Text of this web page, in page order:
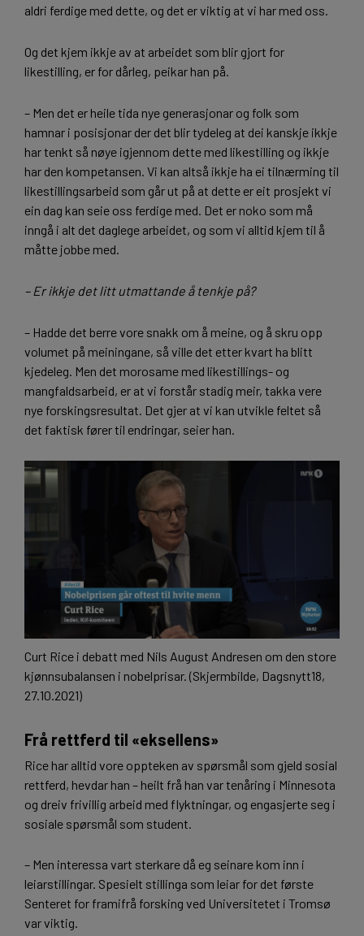
aldri ferdige med dette, og det er viktig at vi har med oss.
Og det kjem ikkje av at arbeidet som blir gjort for
likestilling, er for dårleg, peikar han på.
– Men det er heile tida nye generasjonar og folk som
hamnar i posisjonar der det blir tydeleg at dei kanskje ikkje
har tenkt så nøye igjennom dette med likestilling og ikkje
har den kompetansen. Vi kan altså ikkje ha ei tilnærming til
likestillingsarbeid som går ut på at dette er eit prosjekt vi
ein dag kan seie oss ferdige med. Det er noko som må
inngå i alt det daglege arbeidet, og som vi alltid kjem til å
måtte jobbe med.
–Er ikkje det litt utmattande å tenkje på?
– Hadde det berre vore snakk om å meine, og å skru opp
volumet på meiningane, så ville det etter kvart ha blitt
kjedeleg. Men det morosame med likestillings- og
mangfaldsarbeid, er at vi forstår stadig meir, takka vere
nye forskingsresultat. Det gjer at vi kan utvikle feltet så
det faktisk fører til endringar, seier han.
Curt Rice i debatt med Nils August Andresen om den store
kjønnsubalansen i nobelprisar. (Skjermbilde, Dagsnytt18,
27.10.2021)
Frå rettferd til «eksellens»
Rice har alltid vore oppteken av spørsmål som gjeld sosial
rettferd, hevdar han – heilt frå han var tenåring i Minnesota
og dreiv frivillig arbeid med flyktningar, og engasjerte seg i
sosiale spørsmål som student.
– Men interessa vart sterkare då eg seinare kom inn i
leiarstillingar. Spesielt stillinga som leiar for det første
Senteret for framifrå forsking ved Universitetet i Tromsø
var viktig.